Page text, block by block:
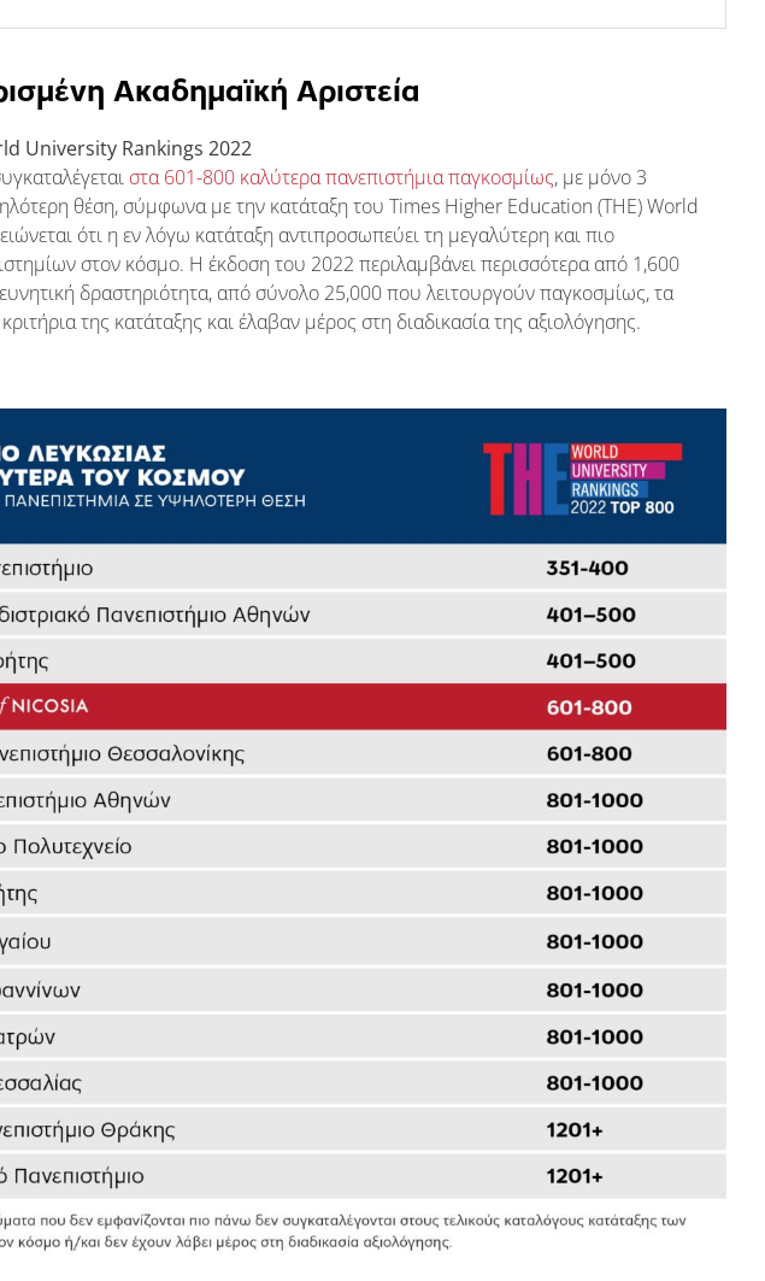
Ακαδημαϊκή Αριστεία
University Rankings 2022
στα 601-800 καλύτερα πανεπιστήμια παγκοσμίως, με μόνο 3
θέση, σύμφωνα με την κατάταξη του Times Higher Education (THE) World
ότι η εν λόγω κατάταξη αντιπροσωπεύει τη μεγαλύτερη και πιο
στον κόσμο. Η έκδοση του 2022 περιλαμβάνει περισσότερα από 1,600
δραστηριότητα, από σύνολο 25,000 που λειτουργούν παγκοσμίως, τα
της κατάταξης και έλαβαν μέρος στη διαδικασία της αξιολόγησης.